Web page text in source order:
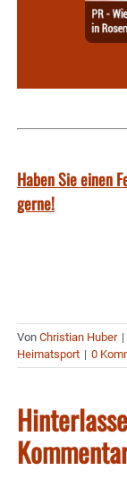
Haben Sie einen
gerne!
Von Christian Huber |
Heimatsport | 0